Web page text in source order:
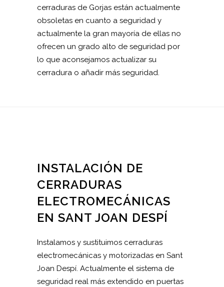
cerraduras de Gorjas están actualmente
obsoletas en cuanto a seguridad y
actualmente la gran mayoría de ellas no
ofrecen un grado alto de seguridad por
lo que aconsejamos actualizar su
cerradura o añadir más seguridad.
INSTALACIÓN DE
CERRADURAS
ELECTROMECÁNICAS
EN SANT JOAN DESPÍ
Instalamos y sustituimos cerraduras
electromecánicas y motorizadas en Sant
Joan Despí. Actualmente el sistema de
seguridad real más extendido en puertas